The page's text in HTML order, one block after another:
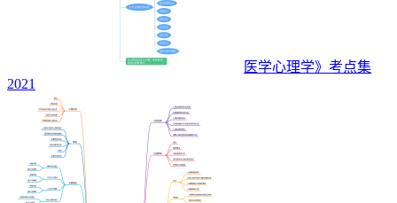
医学心理学》考点集
2021